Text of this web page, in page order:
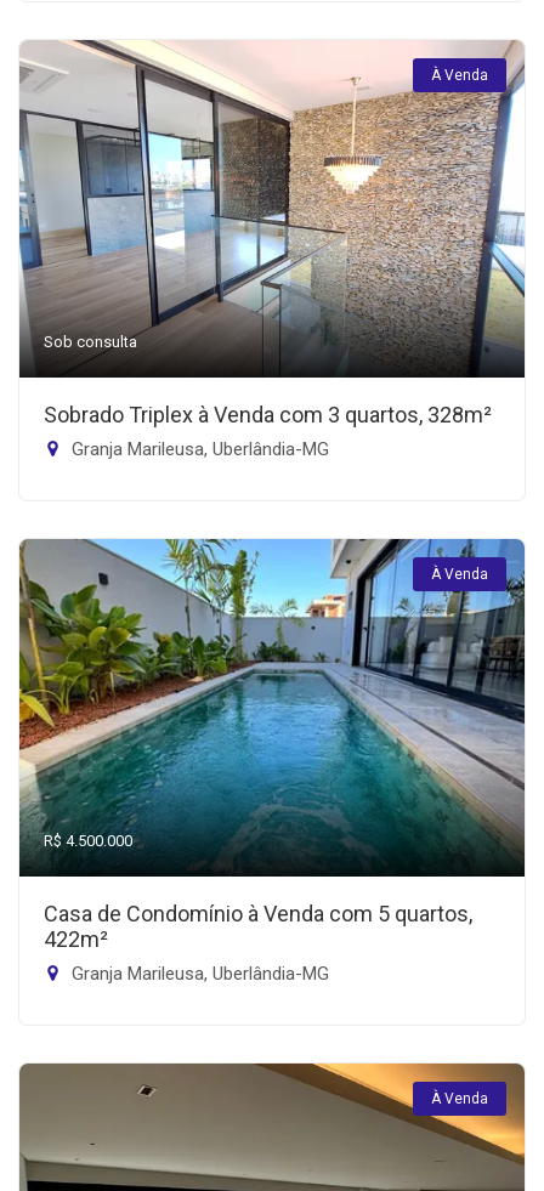
À Venda
Sob consulta
Sobrado Triplex à Venda com 3 quartos, 328m²
Granja Marileusa, Uberlândia-MG
À Venda
R$ 4.500.000
Casa de Condomínio à Venda com 5 quartos,
422m²
Granja Marileusa, Uberlândia-MG
À Venda